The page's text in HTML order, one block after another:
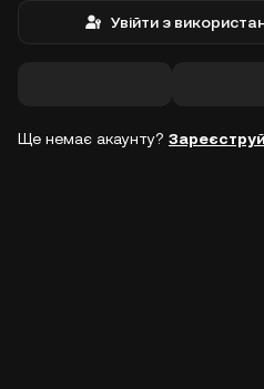
Увійти з
Ще немає акаунту?